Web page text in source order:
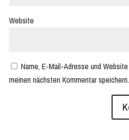
Website
Name, E-Mail-Adresse und
meinen nächsten Kommentar speichern.